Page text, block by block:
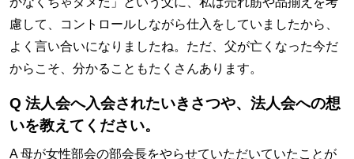
慮して、コントロールしながら仕入をしていましたから、
よく言い合いになりましたね。ただ、父が亡くなった今だ
からこそ、分かることもたくさんあります。
Q 法人会へ入会されたいきさつや、法人会への想
いを教えてください。
A 母が女性部会の部会長をやらせていただいていたことが